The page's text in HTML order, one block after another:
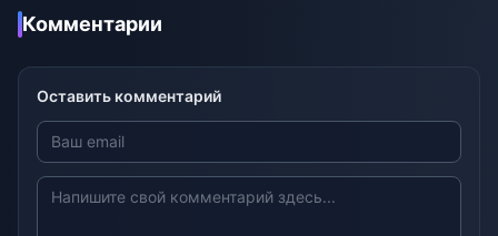
Комментарии
Оставить комментарий